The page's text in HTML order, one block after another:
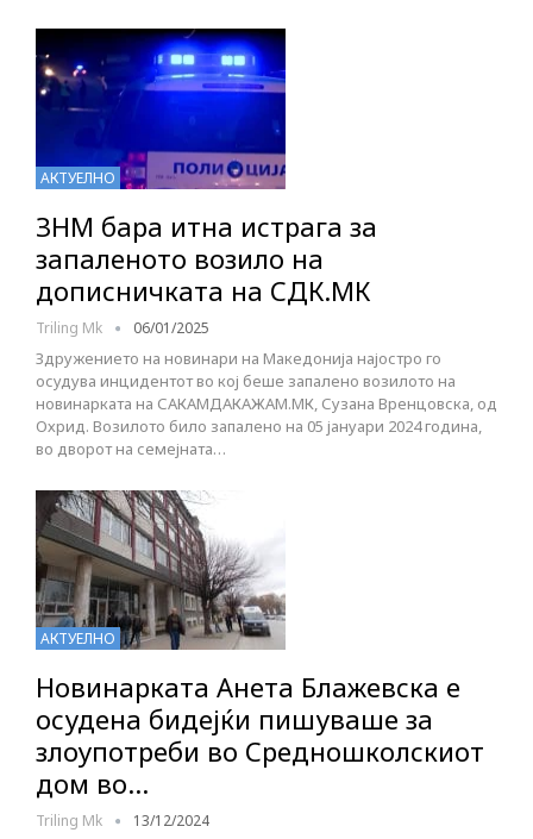
АКТУЕЛНО
ЗНМ бара итна истрага за
запаленото возило на
дописничката на СДК.МК
Triling Mk 06/01/2025
Здружението на новинари на Македонија најостро го
осудува инцидентот во кој беше запалено возилото на
новинарката на САКАМДАКАЖАМ.МК, Сузана Вренцовска, од
Охрид. Возилото било запалено на 05 јануари 2024 година,
во дворот на семејната…
АКТУЕЛНО
Новинарката Анета Блажевска е
осудена бидејќи пишуваше за
злоупотреби во Средношколскиот
дом во…
Triling Mk 13/12/2024